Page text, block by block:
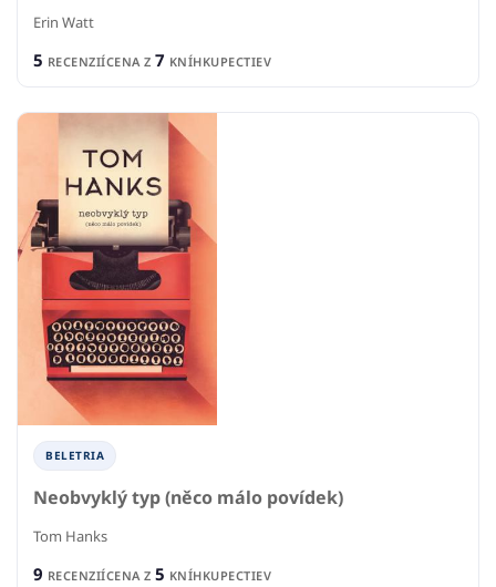
Erin Watt
5 RECENZIÍCENA Z 7 KNÍHKUPECTIEV
BELETRIA
Neobvyklý typ (něco málo povídek)
Tom Hanks
9 RECENZIÍCENA Z 5 KNÍHKUPECTIEV